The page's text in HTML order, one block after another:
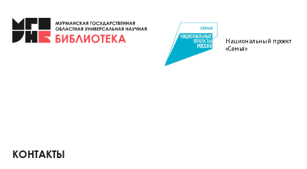
Национальный проект
«Семья»
КОНТАКТЫ